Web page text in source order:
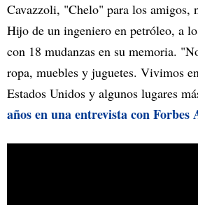
Cavazzoli, "Chelo" para los amigos,
Hijo de un ingeniero en petróleo, a
con 18 mudanzas en su memoria.
ropa, muebles y juguetes. Vivimos
Estados Unidos y algunos lugares
años en una entrevista con Forbes